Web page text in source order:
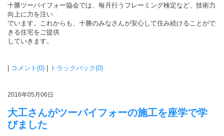
十勝ツーバイフォー協会では、毎月行うフレーミング検定など、技術力
向上に力を注い
でいます。これからも、十勝のみなさんが安心して住み続けることがで
きる住宅をご提供
していきます。
コメント(0) トラックバック(0)
2016年05月06日
大工さんがツーバイフォーの施工を座学で学
びました